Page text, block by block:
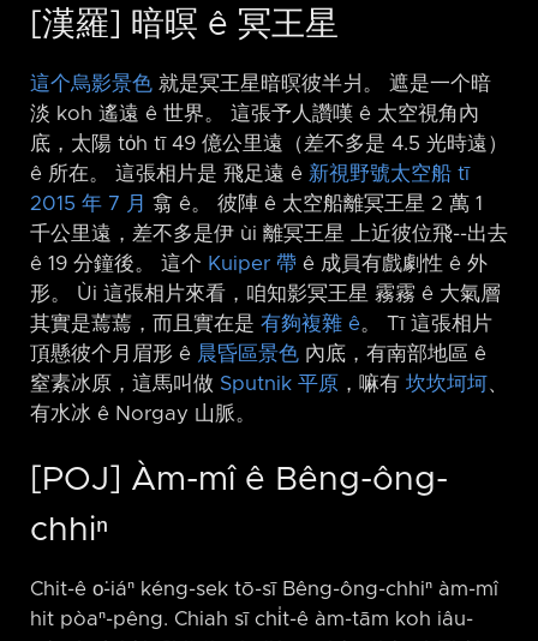
[漢羅] 暗暝 ê 冥王星
這个烏影景色 就是冥王星暗暝彼半爿。 遮是一个暗
淡 koh 遙遠 ê 世界。 這張予人讚嘆 ê 太空視角內
底，太陽 to̍h tī 49 億公里遠（差不多是 4.5 光時遠）
ê 所在。 這張相片是 飛足遠 ê 新視野號太空船 tī
2015 年 7 月
翕 ê。 彼陣 ê 太空船離冥王星 2 萬 1
千公里遠，差不多是伊 ùi 離冥王星 上近彼位飛-⁠-出去
ê 19 分鐘後。 這个 Kuiper 帶 ê 成員有戲劇性 ê 外
形。 Ùi 這張相片來看，咱知影冥王星 霧霧 ê 大氣層
其實是蔫蔫，而且實在是 有夠複雜 ê。 Tī 這張相片
頂懸彼个月眉形 ê 晨昏區景色 內底，有南部地區 ê
窒素冰原，這馬叫做 Sputnik 平原 ，嘛有 坎坎坷坷 、
有水冰 ê Norgay 山脈。
[POJ] Àm-mî ê Bêng-ông-
chhiⁿ
Chit-ê o͘-iáⁿ kéng-sek tō-sī Bêng-ông-chhiⁿ àm-mî
hit pòaⁿ-pêng. Chiah sī chi̍t-ê àm-tām koh iâu-